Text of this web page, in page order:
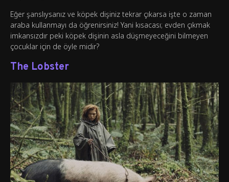
Eğer şanslıysanız ve köpek dişiniz tekrar çıkarsa işte o zaman
araba kullanmayı da öğrenirsiniz! Yani kısacası; evden çıkmak
imkansızdır peki köpek dişinin asla düşmeyeceğini bilmeyen
çocuklar için de öyle midir?
The Lobster